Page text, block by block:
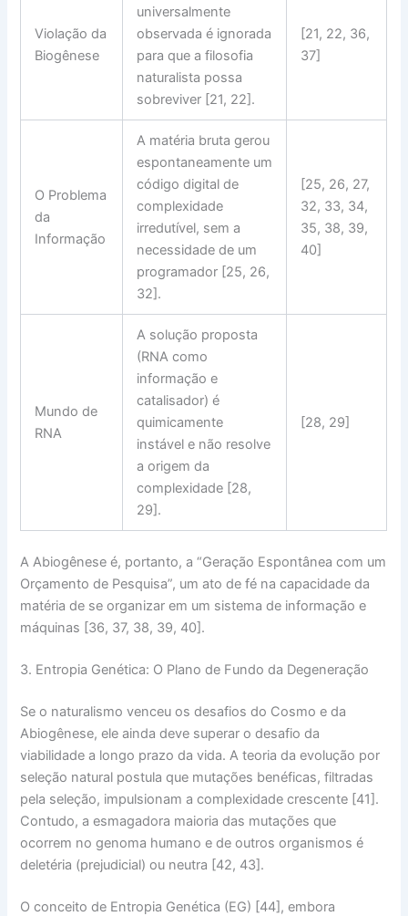
Violação da
Biogênese
universalmente
observada é ignorada
para que a filosofia
naturalista possa
sobreviver [21, 22].
[21, 22, 36,
37]
O Problema
da
Informação
A matéria bruta gerou
espontaneamente um
código digital de
complexidade
irredutível, sem a
necessidade de um
programador [25, 26,
32].
[25, 26, 27,
32, 33, 34,
35, 38, 39,
40]
Mundo de
RNA
A solução proposta
(RNA como
informação e
catalisador) é
quimicamente
instável e não resolve
a origem da
complexidade [28,
29].
[28, 29]
AAbiogênese é, portanto, a“Geração Espontânea com um
Orçamento de Pesquisa”, um ato de fé na capacidade da
matéria de se organizar em um sistema de informação e
máquinas [36, 37, 38, 39, 40].
3. Entropia Genética: O Plano de Fundo da Degeneração
Se o naturalismo venceu os desafios do Cosmo e da
Abiogênese, ele ainda deve superar o desafio da
viabilidade a longo prazo da vida. A teoria da evolução por
seleção natural postula que mutações benéficas, filtradas
pela seleção, impulsionam a complexidade crescente [41].
Contudo, a esmagadora maioria das mutações que
ocorrem no genoma humano e de outros organismos é
deletéria (prejudicial) ou neutra [42, 43].
O conceito de Entropia Genética (EG) [44], embora